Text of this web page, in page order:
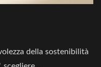
della sostenibilità